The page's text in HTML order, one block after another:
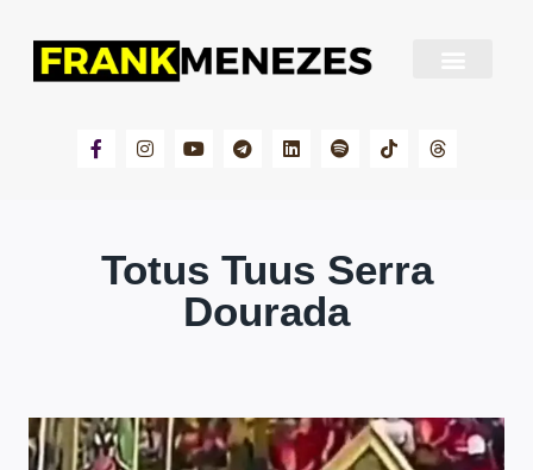
Totus Tuus Serra
Dourada